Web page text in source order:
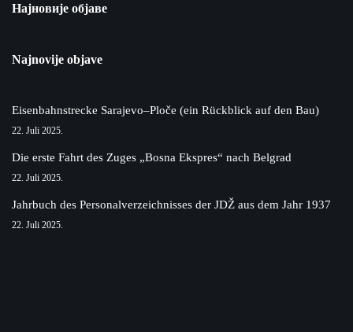
Најновије објаве
Najnovije objave
Eisenbahnstrecke Sarajevo–Ploče (ein Rückblick auf den Bau)
22. Juli 2025.
Die erste Fahrt des Zuges „Bosna Ekspres“ nach Belgrad
22. Juli 2025.
Jahrbuch des Personalverzeichnisses der JDŽ aus dem Jahr 1937
22. Juli 2025.